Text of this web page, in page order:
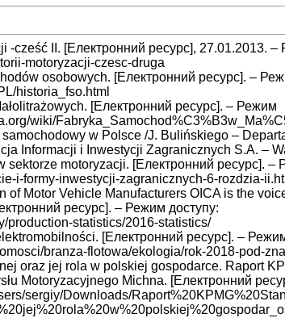
-cześć II. [Електронний ресурс], 27.01.2013. –
motoryzacji-czesc-druga
osobowych. [Електронний ресурс]. –
historia_fso.html
[Електронний ресурс]. – Режим
wiki/
w Polsce /J. Bulińskiego –
Informacji i Inwestycji Zagranicznych S.A. –
sektorze motoryzacji. [Електронний ресурс]. –
i-formy-inwestycji-zagranicznych-6-rozdzia-
of Motor Vehicle Manufacturers OICA is the
ресурс]. – Режим доступу:
production-statistics/2016-statistics/
[Електронний ресурс]. –
branza-flotowa/ekologia/rok-2018-pod-
oraz jej rola w polskiej gospodarce. Raport
Motoryzacyjnego Michna. [Електронний
sergiy/Downloads/